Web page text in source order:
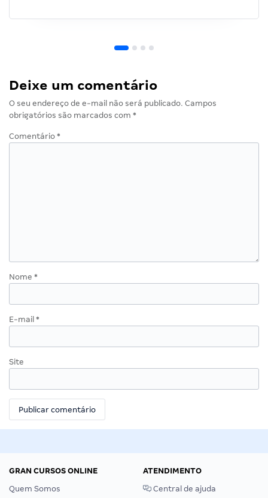
Deixe um comentário
O seu endereço de e-mail não será publicado. Campos
obrigatórios são marcados com *
Comentário *
Nome *
E-mail *
Site
GRAN CURSOS ONLINE
Quem Somos
ATENDIMENTO
Central de ajuda